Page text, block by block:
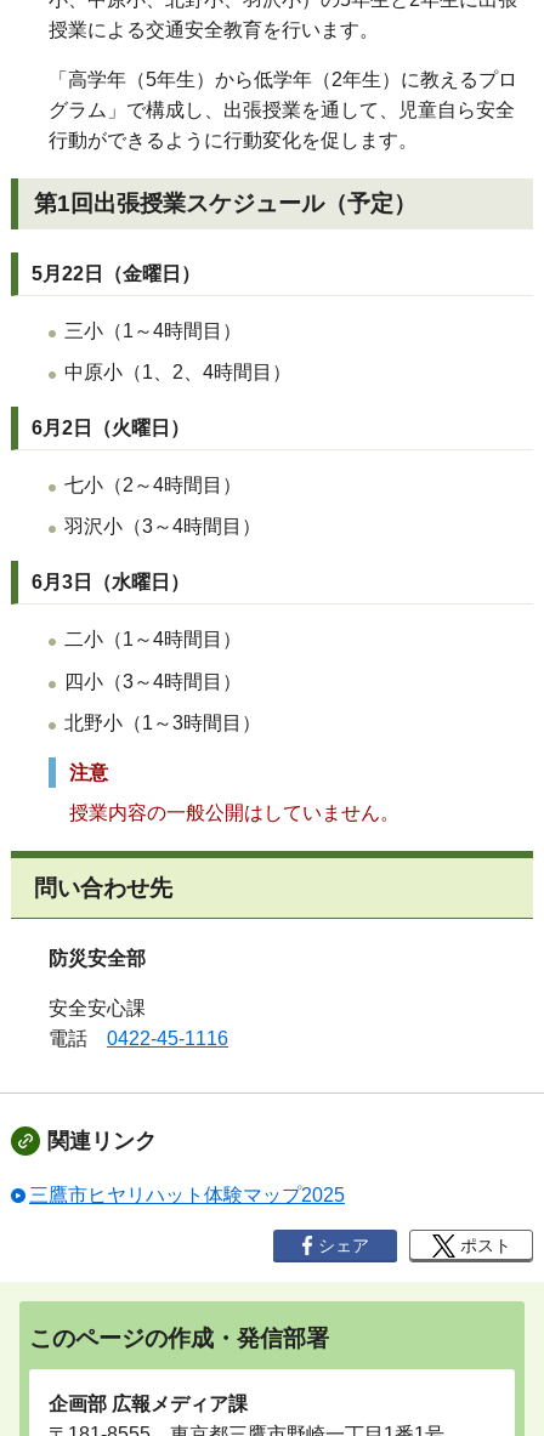
授業による交通安全教育を行います。
「高学年（5年生）から低学年（2年生）に教えるプロ
グラム」で構成し、出張授業を通して、児童自ら安全
行動ができるように行動変化を促します。
第1回出張授業スケジュール（予定）
5月22日（金曜日）
三小（1～4時間目）
中原小（1、2、4時間目）
6月2日（火曜日）
七小（2～4時間目）
羽沢小（3～4時間目）
6月3日（水曜日）
二小（1～4時間目）
四小（3～4時間目）
北野小（1～3時間目）
注意
授業内容の一般公開はしていません。
問い合わせ先
防災安全部
安全安心課
電話 0422-45-1116
関連リンク
三鷹市ヒヤリハット体験マップ2025
シェア ポスト
このページの作成・発信部署
企画部 広報メディア課